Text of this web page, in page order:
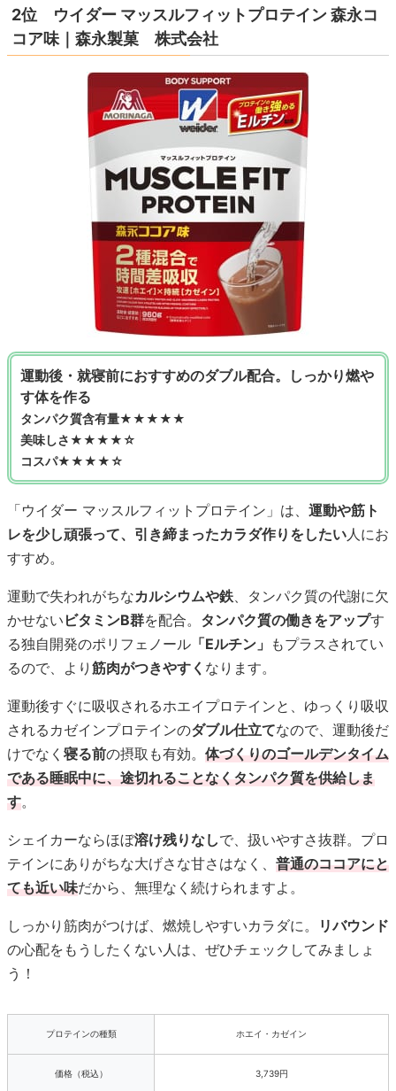
2位 ウイダー マッスルフィットプロテイン 森永コ
コア味｜森永製菓 株式会社
運動後・就寝前におすすめのダブル配合。しっかり燃や
す体を作る
タンパク質含有量★★★★★
美味しさ★★★★☆
コスパ★★★★☆
「ウイダー マッスルフィットプロテイン」は、 運動や筋ト
レを少し頑張って、引き締まったカラダ作りをしたい人にお
すすめ。
運動で失われがちなカルシウムや鉄、タンパク質の代謝に欠
かせない ビタミンB群を配合。 タンパク質の働きをアップす
る独自開発のポリフェノール 「Eルチン」 もプラスされてい
るので、より 筋肉がつきやすく なります。
運動後すぐに吸収されるホエイプロテインと、ゆっくり吸収
されるカゼインプロテインのダブル仕立てなので、運動後だ
けでなく 寝る前の摂取も有効。 体づくりのゴールデンタイム
である睡眠中に、途切れることなくタンパク質を供給しま
す。
シェイカーならほぼ溶け残りなしで、扱いやすさ抜群。プロ
テインにありがちな大げさな甘さはなく、 普通のココアにと
ても近い味だから、無理なく続けられますよ。
しっかり筋肉がつけば、燃焼しやすいカラダに。
リバウンド
の心配をもうしたくない人は、ぜひチェックしてみましょ
う！
プロテインの種類 ホエイ・カゼイン
価格（税込） 3,739円